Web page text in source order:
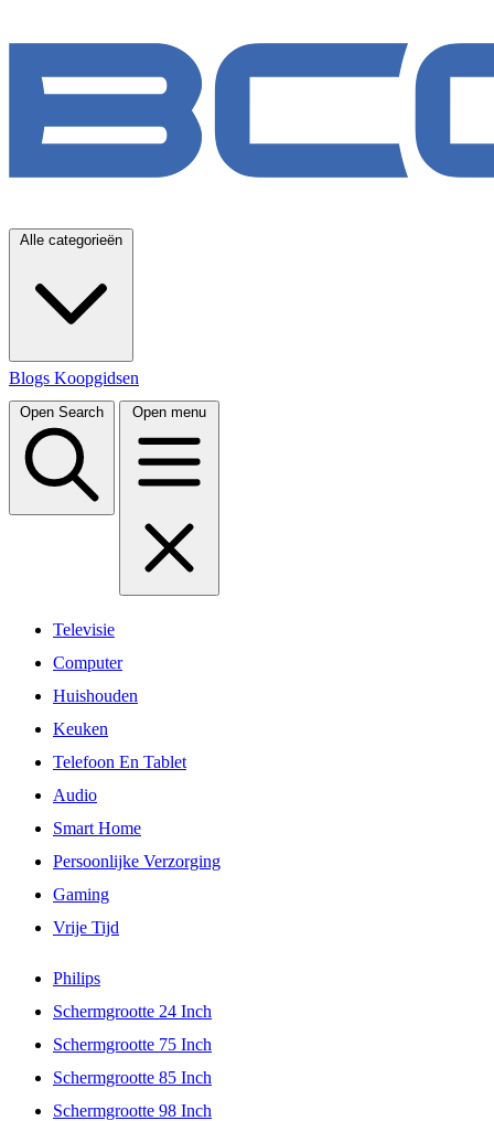
Alle categorieën
Blogs Koopgidsen
Open Search Open menu
Televisie
Computer
Huishouden
Keuken
Telefoon En Tablet
Audio
Smart Home
Persoonlijke Verzorging
Gaming
Vrije Tijd
Philips
Schermgrootte 24 Inch
Schermgrootte 75 Inch
Schermgrootte 85 Inch
Schermgrootte 98 Inch